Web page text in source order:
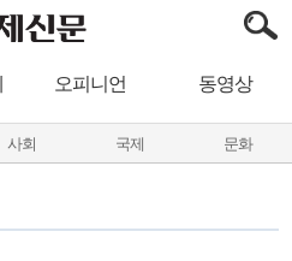
오피니언 동영상
사회 국제 문화